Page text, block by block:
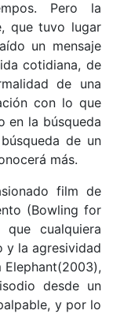
Pero la
que tuvo lugar
un mensaje
cotidiana, de
de una
con lo que
en la búsqueda
de un
más.
film de
(Bowling for
cualquiera
y la agresividad
Elephant(2003),
desde un
y por lo